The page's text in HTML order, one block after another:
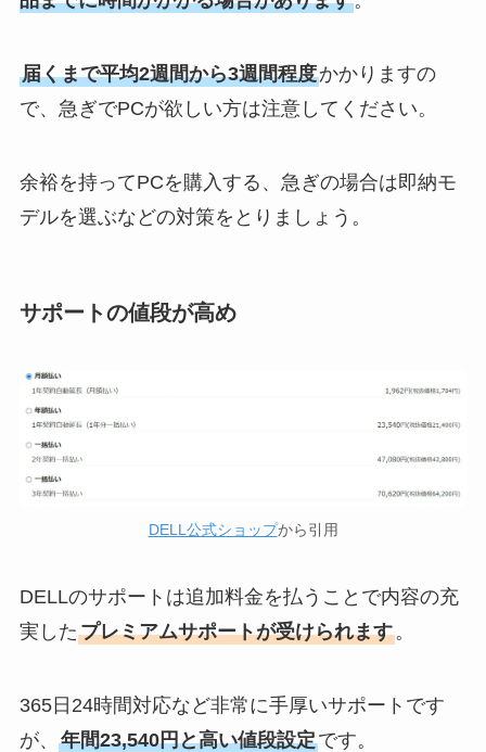
届くまで平均2週間から3週間程度かかりますの
で、急ぎでPCが欲しい方は注意してください。
余裕を持ってPCを購入する、急ぎの場合は即納モ
デルを選ぶなどの対策をとりましょう。
サポートの値段が高め
DELL公式ショップから引用
DELLのサポートは追加料金を払うことで内容の充
実したプレミアムサポートが受けられます。
365日24時間対応など非常に手厚いサポートです
が、 年間23,540円と高い値段設定です。